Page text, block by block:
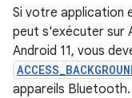
Si votre application
peut s'exécuter sur
Android 11, vous
appareils